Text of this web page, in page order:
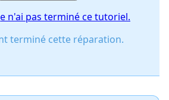
n'ai pas terminé ce tutoriel.
terminé cette réparation.